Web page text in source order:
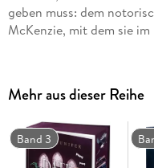
geben muss: dem
McKenzie, mit dem sie
Haut. Zwischen
Dating-Lektionen
erlaubt ist. Denn Liebe
ist streng verboten. Und
Mehr aus dieser Reihe
Band 3